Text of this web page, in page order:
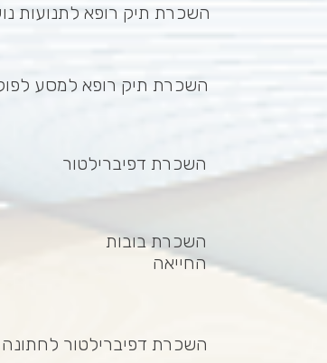
השכרת תיק רופא לתנועות
השכרת תיק רופא למסע
השכרת דפיברילטור
השכרת בובות
החייאה
השכרת דפיברילטור לחתונה